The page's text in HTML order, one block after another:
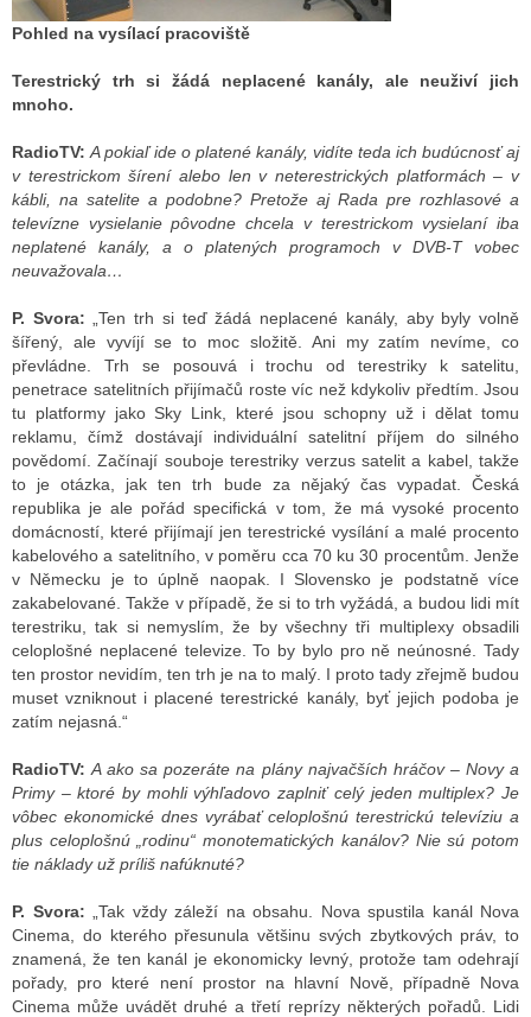
Pohled na vysílací pracoviště
Terestrický trh si žádá neplacené kanály, ale neuživí jich
mnoho.
RadioTV: A pokiaľ ide o platené kanály, vidíte teda ich budúcnosť aj
v terestrickom šírení alebo len v neterestrických platformách – v
kábli, na satelite a podobne? Pretože aj Rada pre rozhlasové a
televízne vysielanie pôvodne chcela v terestrickom vysielaní iba
neplatené kanály, a o platených programoch v DVB-T vobec
neuvažovala…
P. Svora: „Ten trh si teď žádá neplacené kanály, aby byly volně
šířený, ale vyvíjí se to moc složitě. Ani my zatím nevíme, co
převládne. Trh se posouvá i trochu od terestriky k satelitu,
penetrace satelitních přijímačů roste víc než kdykoliv předtím. Jsou
tu platformy jako Sky Link, které jsou schopny už i dělat tomu
reklamu, čímž dostávají individuální satelitní příjem do silného
povědomí. Začínají souboje terestriky verzus satelit a kabel, takže
to je otázka, jak ten trh bude za nějaký čas vypadat. Česká
republika je ale pořád specifická v tom, že má vysoké procento
domácností, které přijímají jen terestrické vysílání a malé procento
kabelového a satelitního, v poměru cca 70 ku 30 procentům. Jenže
v Německu je to úplně naopak. I Slovensko je podstatně více
zakabelované. Takže v případě, že si to trh vyžádá, a budou lidi mít
terestriku, tak si nemyslím, že by všechny tři multiplexy obsadili
celoplošné neplacené televize. To by bylo pro ně neúnosné. Tady
ten prostor nevidím, ten trh je na to malý. I proto tady zřejmě budou
muset vzniknout i placené terestrické kanály, byť jejich podoba je
zatím nejasná.“
RadioTV: A ako sa pozeráte na plány najvačších hráčov – Novy a
Primy – ktoré by mohli výhľadovo zaplniť celý jeden multiplex? Je
vôbec ekonomické dnes vyrábať celoplošnú terestrickú televíziu a
plus celoplošnú „rodinu“ monotematických kanálov? Nie sú potom
tie náklady už príliš nafúknuté?
P. Svora: „Tak vždy záleží na obsahu. Nova spustila kanál Nova
Cinema, do kterého přesunula většinu svých zbytkových práv, to
znamená, že ten kanál je ekonomicky levný, protože tam odehrají
pořady, pro které není prostor na hlavní Nově, případně Nova
Cinema může uvádět druhé a třetí reprízy některých pořadů. Lidi